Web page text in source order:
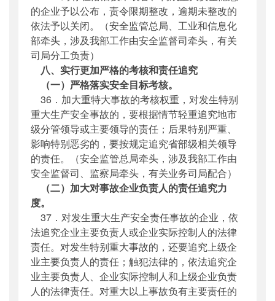
的企业予以公布，责令限期整改，逾期未整改的
依法予以关闭。（安全监管总局、工业和信息化
部牵头，涉及我部工作由安全监督司牵头，有关
司局分工负责）
八、实行更加严格的考核和责任追究
（一）严格落实安全目标考核。
36．加大重特大事故的考核权重，对发生特别
重大生产安全事故的，要根据情节轻重追究地市
级分管领导或主要领导的责任；后果特别严重、
影响特别恶劣的，要按规定追究省部级相关领导
的责任。（安全监管总局牵头，涉及我部工作由
安全监督司、监察局牵头，有关业务司局配合）
（二）加大对事故企业负责人的责任追究力
度。
37．对发生重大生产安全责任事故的企业，依
法追究企业主要负责人或企业实际控制人的法律
责任。对发生特别重大事故的，还要追究上级企
业主要负责人的责任；触犯法律的，依法追究企
业主要负责人、企业实际控制人和上级企业负责
人的法律责任。对重大以上事故负有主要责任的